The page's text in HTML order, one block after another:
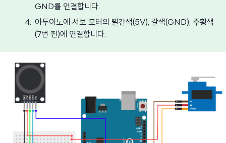
GND를 연결합니다.
아두이노에 서보 모터의 빨간색(5V), 갈색(GND), 주황색
(7번 핀)에 연결합니다.